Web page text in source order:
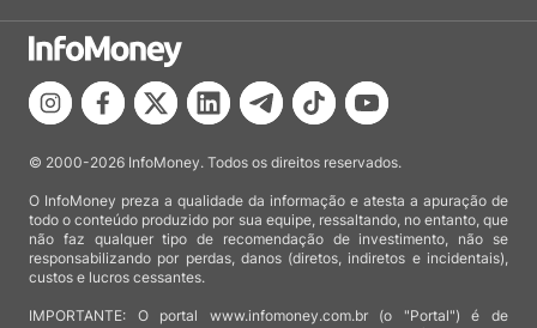
© 2000-2026 InfoMoney. Todos os direitos reservados.
O InfoMoney preza a qualidade da informação e atesta a apuração de
todo o conteúdo produzido por sua equipe, ressaltando, no entanto, que
não faz qualquer tipo de recomendação de investimento, não se
responsabilizando por perdas, danos (diretos, indiretos e incidentais),
custos e lucros cessantes.
IMPORTANTE: O portal www.infomoney.com.br (o "Portal") é de